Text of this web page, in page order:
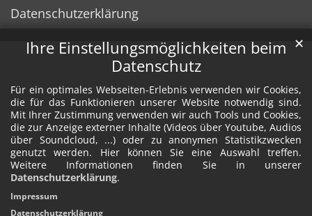
Ihre Einstellungsmöglichkeiten beim
Datenschutz
Für ein optimales Webseiten-Erlebnis verwenden wir Cookies,
die für das Funktionieren unserer Website notwendig sind.
Mit Ihrer Zustimmung verwenden wir auch Tools und Cookies,
die zur Anzeige externer Inhalte (Videos über Youtube, Audios
über Soundcloud, ...) oder zu anonymen Statistikzwecken
genutzt werden. Hier können Sie eine Auswahl treffen.
Weitere Informationen finden Sie in unserer
Datenschutzerklärung.
✕
Impressum
Datenschutzerklärung
Datenschutzerklärung